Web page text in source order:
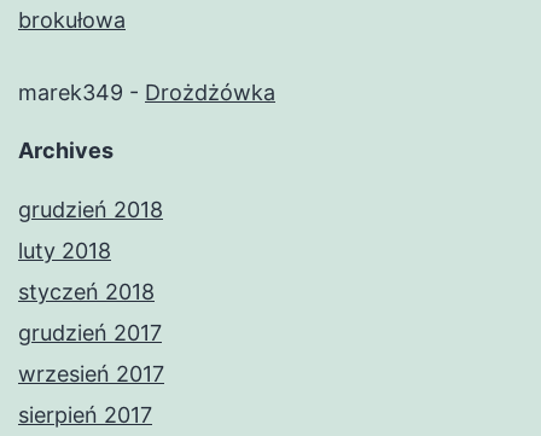
brokułowa
marek349 - Drożdżówka
Archives
grudzień 2018
luty 2018
styczeń 2018
grudzień 2017
wrzesień 2017
sierpień 2017